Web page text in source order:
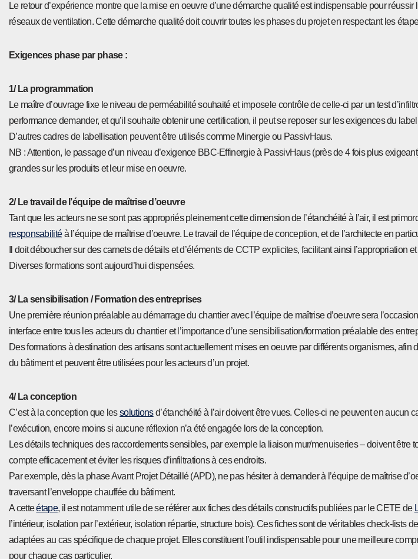
Le retour d’expérience montre que la mise en oeuvre d’une démarche qualité est indispensable pour réussir
réseaux de ventilation. Cette démarche qualité doit couvrir toutes les phases du projet en respectant les
Exigences phase par phase :
1/ La programmation
Le maître d’ouvrage fixe le niveau de perméabilité souhaité et imposele contrôle de celle-ci par un test
performance demander, et qu’il souhaite obtenir une certification, il peut se reposer sur les exigences du
D’autres cadres de labellisation peuvent être utilisés comme Minergie ou PassivHaus.
NB : Attention, le passage d’un niveau d’exigence BBC-Effinergie à PassivHaus (près de 4 fois plus
grandes sur les produits et leur mise en oeuvre.
2/ Le travail de l’équipe de maîtrise d’oeuvre
Tant que les acteurs ne se sont pas appropriés pleinement cette dimension de l’étanchéité à l’air, il est
responsabilitéà l’équipe de maîtrise d’oeuvre. Le travail de l’équipe de conception, et de l’architecte en
Il doit déboucher sur des carnets de détails et d’éléments de CCTP explicites, facilitant ainsi l’appropriation
Diverses formations sont aujourd’hui dispensées.
3/ La sensibilisation / Formation des entreprises
Une première réunion préalable au démarrage du chantier avec l’équipe de maîtrise d’oeuvre sera
interface entre tous les acteurs du chantier et l’importance d’une sensibilisation/formation préalable des
Des formations à destination des artisans sont actuellement mises en oeuvre par différents organismes,
du bâtiment et peuvent être utilisées pour les acteurs d’un projet.
4/ La conception
C’est à la conception que lessolutionsd’étanchéité à l’air doivent être vues. Celles-ci ne peuvent en aucun
l’exécution, encore moins si aucune réflexion n’a été engagée lors de la conception.
Les détails techniques des raccordements sensibles, par exemple la liaison mur/menuiseries – doivent être
compte efficacement et éviter les risques d’infiltrations à ces endroits.
Par exemple, dès la phase Avant Projet Détaillé (APD), ne pas hésiter à demander à l’équipe de maîtrise
traversant l’enveloppe chauffée du bâtiment.
A cetteétape, il est notamment utile de se référer aux fiches des détails constructifs publiées par le CETE de
l’intérieur, isolation par l’extérieur, isolation répartie, structure bois). Ces fiches sont de véritables check-lists
adaptées au cas spécifique de chaque projet. Elles constituent l’outil indispensable pour une meilleure
pour chaque cas particulier.